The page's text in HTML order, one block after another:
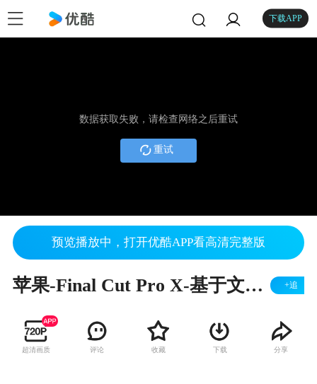
下载APP
数据获取失败，请检查网络之后重试
重试
预览播放中，打开优酷APP看高清完整版
苹果-Final Cut Pro X-基于文件的工作流程 中文字幕 06 +追
超清画质 评论 收藏 下载 分享